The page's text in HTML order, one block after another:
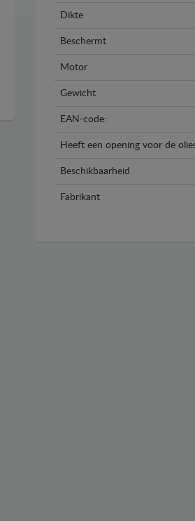
Dikte
Beschermt
Motor
Gewicht
EAN-code:
Heeft een opening voor de
Beschikbaarheid
Fabrikant